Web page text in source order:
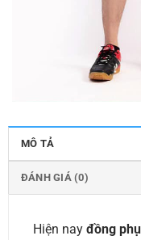
MÔ TẢ
ĐÁNH GIÁ (0)
Hiện nay đồng